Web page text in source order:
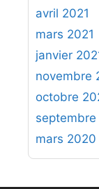
avril 2021
mars 2021
janvier
novembre
octobre
mars 2020